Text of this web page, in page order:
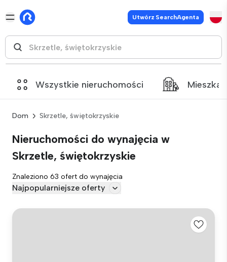
Utwórz SearchAgenta
Wszystkie nieruchomości
Dom Skrzetle, świętokrzyskie
Nieruchomości do wynajęcia w
Skrzetle, świętokrzyskie
Znaleziono 63 ofert do wynajęcia
Najpopularniejsze oferty